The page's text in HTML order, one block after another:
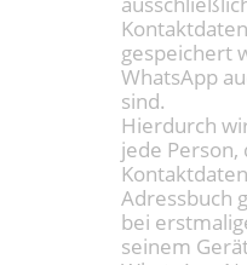
gespeichert
WhatsApp
sind.
Hierdurch
jede Person,
Adressbuch
bei
seinem